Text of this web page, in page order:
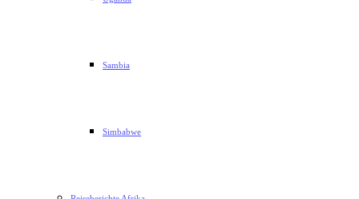
Sambia
Simbabwe